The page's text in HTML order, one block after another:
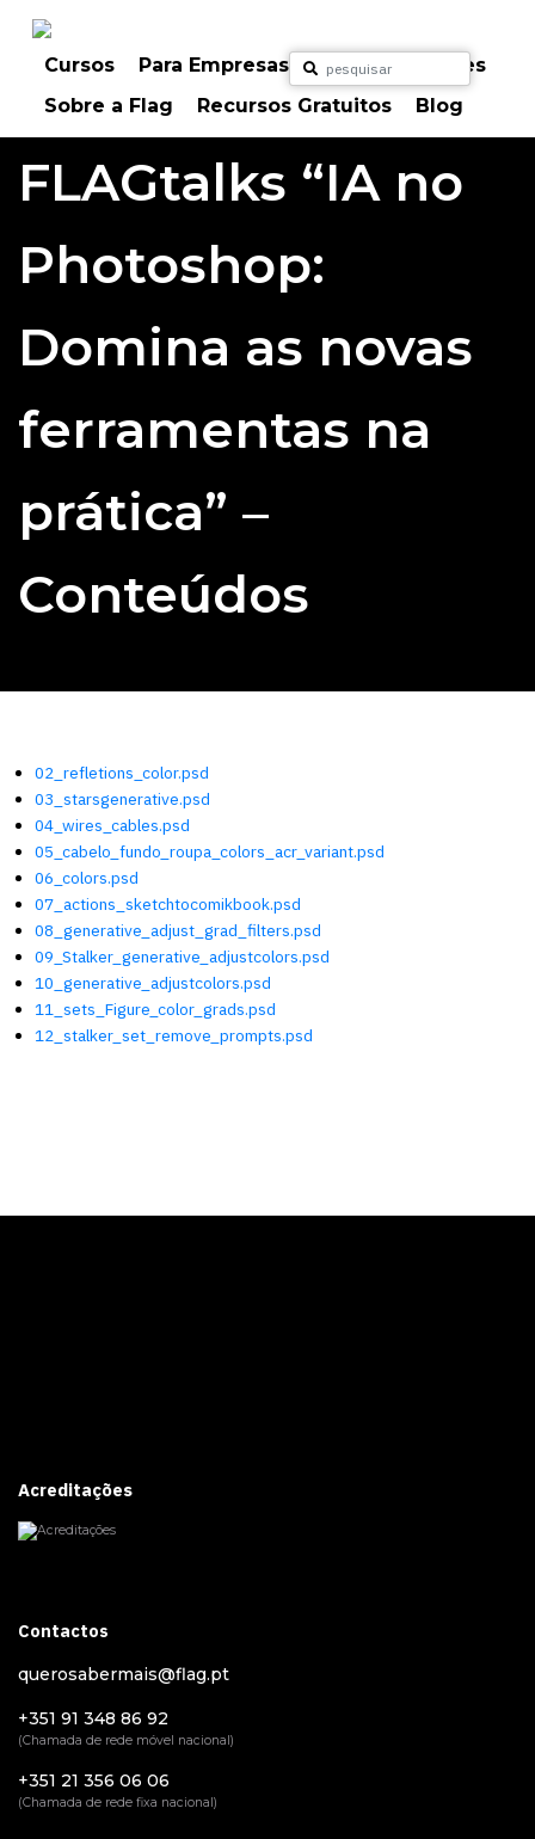
Cursos Para Empresas
Para Particulares
Sobre a Flag
Recursos Gratuitos Blog
FLAGtalks “IA no
Photoshop:
Domina as novas
ferramentas na
prática” –
Conteúdos
02_refletions_color.psd
03_starsgenerative.psd
04_wires_cables.psd
05_cabelo_fundo_roupa_colors_acr_variant.psd
06_colors.psd
07_actions_sketchtocomikbook.psd
08_generative_adjust_grad_filters.psd
09_Stalker_generative_adjustcolors.psd
10_generative_adjustcolors.psd
11_sets_Figure_color_grads.psd
12_stalker_set_remove_prompts.psd
Acreditações
Contactos
querosabermais@flag.pt
+351 91 348 86 92
(Chamada de rede móvel nacional)
+351 21 356 06 06
(Chamada de rede fixa nacional)